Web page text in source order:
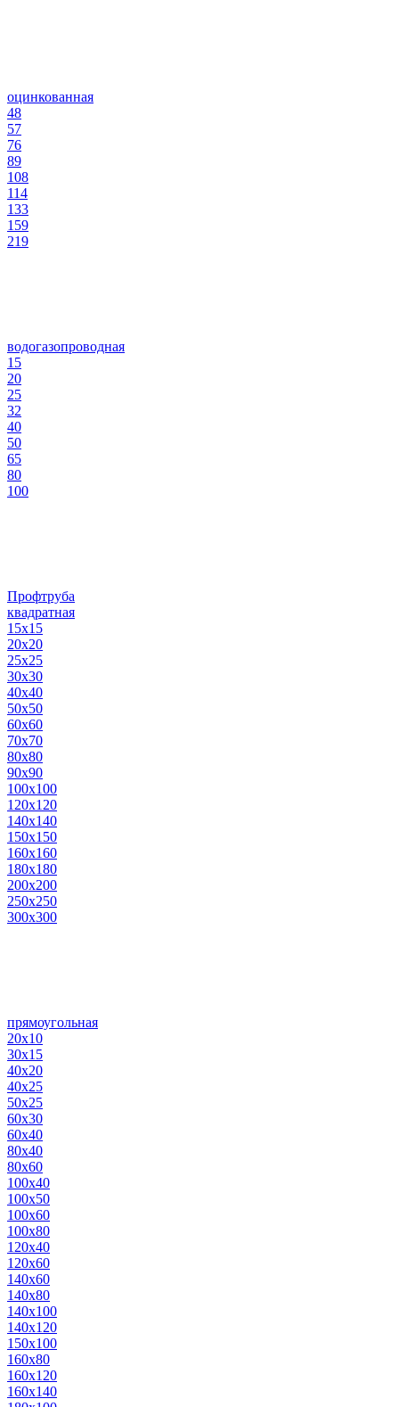
оцинкованная
48
57
76
89
108
114
133
159
219
водогазопроводная
15
20
25
32
40
50
65
80
100
Профтруба
квадратная
15х15
20х20
25х25
30х30
40х40
50х50
60х60
70х70
80х80
90х90
100х100
120х120
140х140
150х150
160х160
180х180
200х200
250х250
300х300
прямоугольная
20х10
30х15
40х20
40х25
50х25
60х30
60х40
80х40
80х60
100х40
100х50
100х60
100х80
120х40
120х60
140х60
140х80
140х100
140х120
150х100
160х80
160х120
160х140